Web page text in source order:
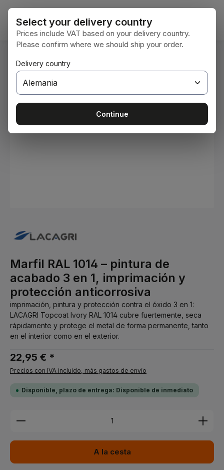
Saltar al contenido principal
Estás aquí: Inicio
Marfil RAL 1014 – pintura de
acabado 3 en 1, imprimación y
protección anticorrosiva
imprimación, pintura y protección contra el óxido 3 en 1:
LACAGRI Topcoat Ivory RAL 1014 cubre fuertemente, seca
rápidamente y protege el metal de forma permanente, tanto
en el interior como en el exterior.
22,95 € *
Precios con IVA incluido, más gastos de envío
Disponible, plazo de entrega: Disponible de inmediato
Cantidad del producto: introduce la cantidad
A la cesta
Select your delivery country
Prices include VAT based on your delivery country.
Please confirm where we should ship your order.
Delivery country
Continue